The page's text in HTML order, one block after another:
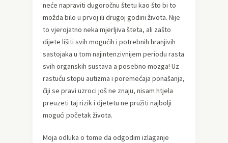
neće napraviti dugoročnu štetu kao što bi to
možda bilo u prvoj ili drugoj godini života. Nije
to vjerojatno neka mjerljiva šteta, ali zašto
dijete lišiti svih mogućih i potrebnih hranjivih
sastojaka u tom najintenzivnijem periodu rasta
svih organskih sustava a posebno mozga! Uz
rastuću stopu autizma i poremećaja ponašanja,
čiji se pravi uzroci još ne znaju, nisam htjela
preuzeti taj rizik i djetetu ne pružiti najbolji
mogući početak života.
Moja odluka o tome da odgodim izlaganje